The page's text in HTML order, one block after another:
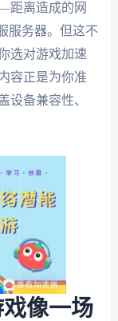
距离造成的网
服务器。但这不
选对游戏加速
容正是为你准
设备兼容性、
像一场